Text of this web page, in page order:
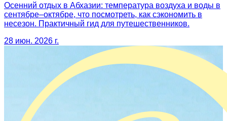
Осенний отдых в Абхазии: температура воздуха и воды в
сентябре–октябре, что посмотреть, как сэкономить в
несезон. Практичный гид для путешественников.
28 июн. 2026 г.